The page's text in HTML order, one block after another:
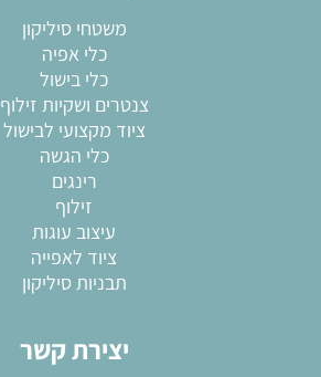
משטחי סיליקון
כלי אפיה
כלי בישול
צנטרים ושקיות זילוף
ציוד מקצועי לבישול
כלי הגשה
רינגים
זילוף
עיצוב עוגות
ציוד לאפייה
תבניות סיליקון
יצירת קשר